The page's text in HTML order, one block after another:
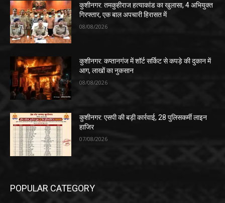
कुशीनगर: तमकुहीराज हत्याकांड का खुलासा, 4 अभियुक्त
गिरफ्तार, एक बाल अपचारी हिरासत में
08/08/2026
कुशीनगर: कप्तानगंज में शॉर्ट सर्किट से कपड़े की दुकान में
आग, लाखों का नुकसान
08/08/2026
कुशीनगर: एसपी की बड़ी कार्रवाई, 28 पुलिसकर्मी लाइन
हाजिर
07/08/2026
POPULAR CATEGORY